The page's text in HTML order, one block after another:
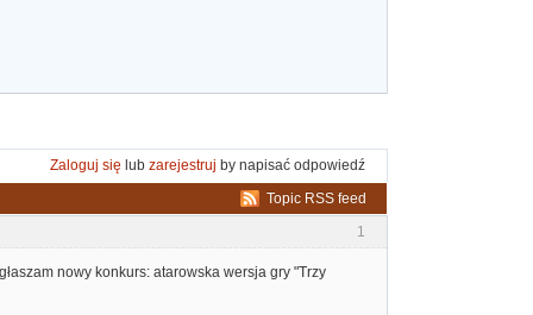
Zaloguj się lub zarejestruj by napisać odpowiedź
Topic RSS feed
1
nowy konkurs: atarowska wersja gry "Trzy